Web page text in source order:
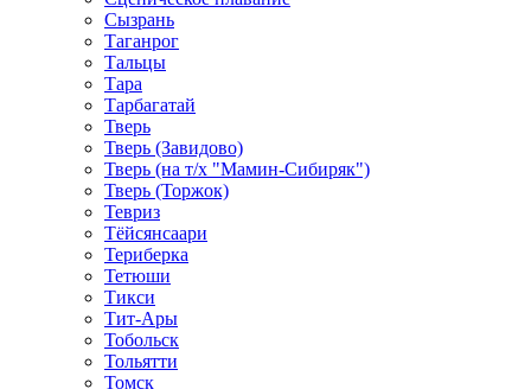
Сызрань
Таганрог
Тальцы
Тара
Тарбагатай
Тверь
Тверь (Завидово)
Тверь (на т/х "Мамин-Сибиряк")
Тверь (Торжок)
Тевриз
Тёйсянсаари
Териберка
Тетюши
Тикси
Тит-Ары
Тобольск
Тольятти
Томск